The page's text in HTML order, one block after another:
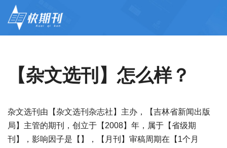
【杂文选刊】怎么样？
杂文选刊由【杂文选刊杂志社】主办，【吉林省新闻出版
局】主管的期刊，创立于【2008】年，属于【省级期
刊】，影响因子是【】，【月刊】审稿周期在【1个月